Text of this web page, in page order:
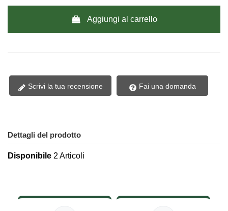
Aggiungi al carrello
Scrivi la tua recensione Fai una domanda
Dettagli del prodotto
Disponibile 2 Articoli